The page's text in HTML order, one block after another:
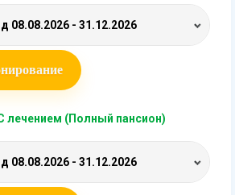
08.08.2026 - 31.12.2026
лечением (Полный пансион)
08.08.2026 - 31.12.2026